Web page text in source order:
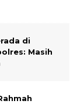
di
Masih